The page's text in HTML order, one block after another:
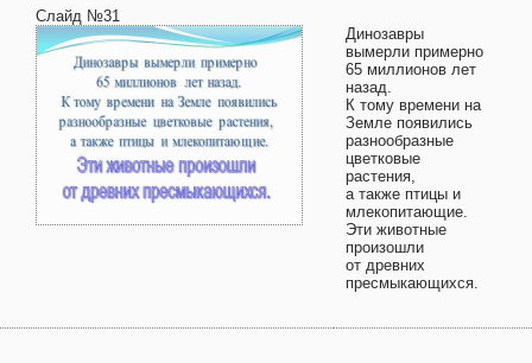
Слайд №31
Динозавры
вымерли примерно
65 миллионов лет
назад.
К тому времени на
Земле появились
разнообразные
цветковые
растения,
а также птицы и
млекопитающие.
Эти животные
произошли
от древних
пресмыкающихся.